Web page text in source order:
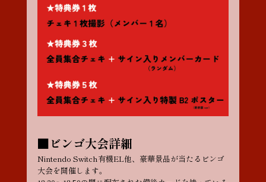
■ビンゴ大会詳細
Nintendo Switch有機EL他、豪華景品が当たるビンゴ
大会を開催します。